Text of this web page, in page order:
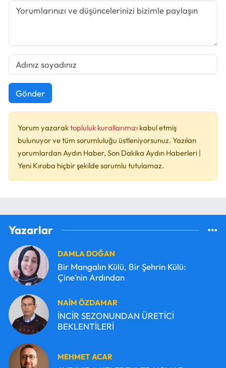
Gönder
Yorum yazaraktopluluk kurallarımızı kabul etmiş
bulunuyor ve tüm sorumluluğu üstleniyorsunuz. Yazılan
yorumlardan Aydın Haber, Son Dakika Aydın Haberleri |
Yeni Kıroba hiçbir şekilde sorumlu tutulamaz.
Yazarlar
DAMLA DOĞAN
Bir Mangalın Külü, Bir Şehrin Külü:
Çine’nin Ardından
NAİM ÖZDAMAR
İNCİR SEZONUNDAN ÜRETİCİ
BEKLENTİLERİ
MEHMET ACAR